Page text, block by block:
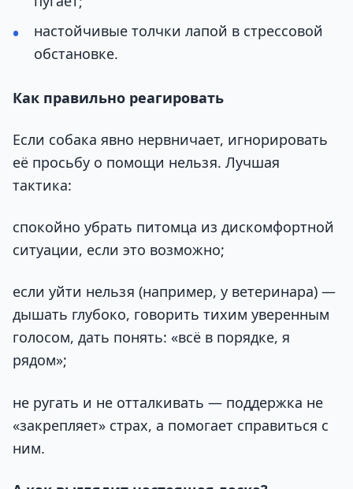
настойчивые толчки лапой в стрессовой
обстановке.
Как правильно реагировать
Если собака явно нервничает, игнорировать
её просьбу о помощи нельзя. Лучшая
тактика:
спокойно убрать питомца из дискомфортной
ситуации, если это возможно;
если уйти нельзя (например, у ветеринара) —
дышать глубоко, говорить тихим уверенным
голосом, дать понять: «всё в порядке, я
рядом»;
не ругать и не отталкивать — поддержка не
«закрепляет» страх, а помогает справиться с
ним.